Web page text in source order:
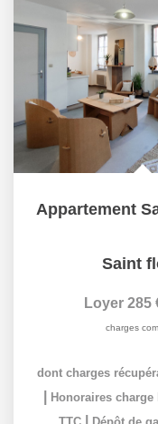
Saint
Loyer 285
charges
dont charges
Honoraires charge
TTC
Dépôt de